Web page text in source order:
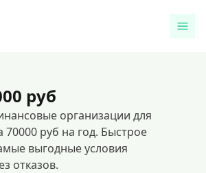
руб
организации для
70000 руб на год. Быстрое
выгодные условия
отказов.